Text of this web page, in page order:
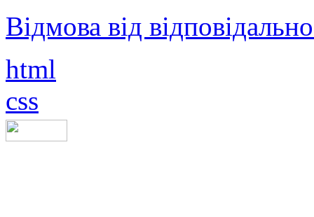
Відмова від
html
css